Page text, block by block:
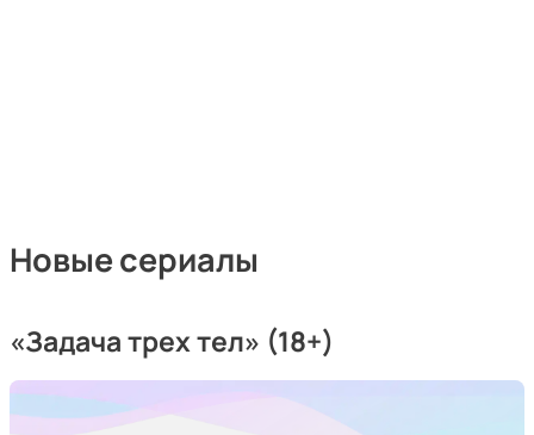
Новые сериалы
«Задача трех тел» (18+)